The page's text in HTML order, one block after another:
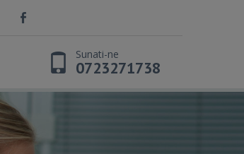
Sunati-ne
0723271738